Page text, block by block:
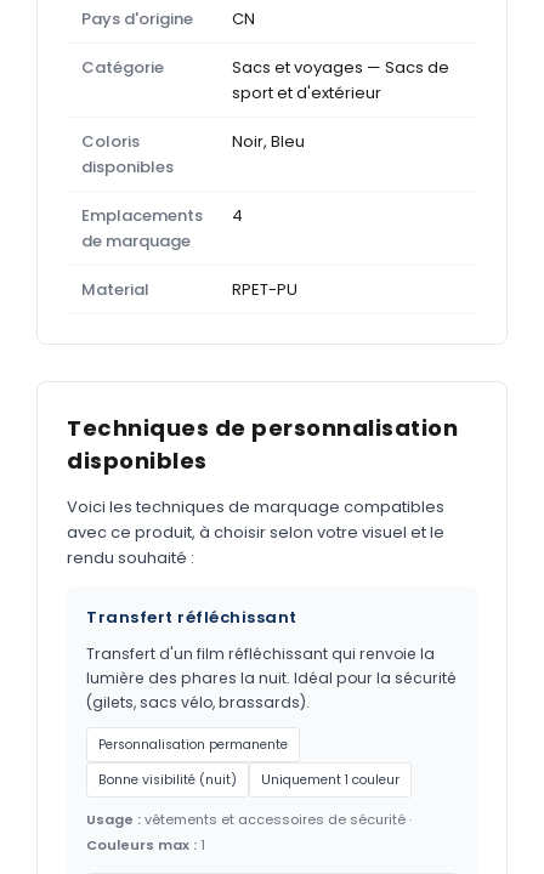
Pays d'origine CN
Catégorie
Sacs et voyages — Sacs de
sport et d'extérieur
Coloris
disponibles
Noir, Bleu
Emplacements
de marquage
4
Material RPET-PU
Techniques de personnalisation
disponibles
Voici les techniques de marquage compatibles
avec ce produit, à choisir selon votre visuel et le
rendu souhaité :
Transfert réfléchissant
Transfert d'un film réfléchissant qui renvoie la
lumière des phares la nuit. Idéal pour la sécurité
(gilets, sacs vélo, brassards).
Personnalisation permanente
Bonne visibilité (nuit)
Uniquement 1 couleur
Usage :vêtements et accessoires de sécurité ·
Couleurs max : 1